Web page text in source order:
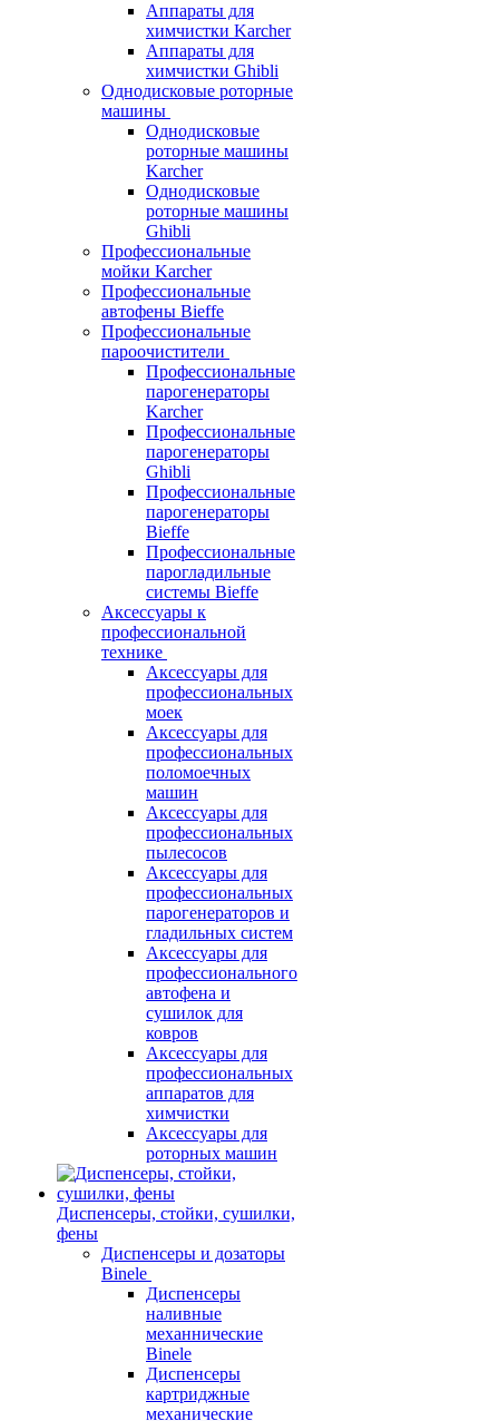
Аппараты для
химчистки Karcher
Аппараты для
химчистки Ghibli
Однодисковые роторные
машины
Однодисковые
роторные машины
Karcher
Однодисковые
роторные машины
Ghibli
Профессиональные
мойки Karcher
Профессиональные
автофены Bieffe
Профессиональные
пароочистители
Профессиональные
парогенераторы
Karcher
Профессиональные
парогенераторы
Ghibli
Профессиональные
парогенераторы
Bieffe
Профессиональные
парогладильные
системы Bieffe
Аксессуары к
профессиональной
технике
Аксессуары для
профессиональных
моек
Аксессуары для
профессиональных
поломоечных
машин
Аксессуары для
профессиональных
пылесосов
Аксессуары для
профессиональных
парогенераторов и
гладильных систем
Аксессуары для
профессионального
автофена и
сушилок для
ковров
Аксессуары для
профессиональных
аппаратов для
химчистки
Аксессуары для
роторных машин
Диспенсеры, стойки, сушилки,
фены
Диспенсеры и дозаторы
Binele
Диспенсеры
наливные
механнические
Binele
Диспенсеры
картриджные
механические